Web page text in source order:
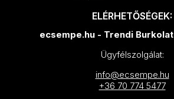
DOMINO Tempre Grey
DOMINO Bonella termékcsalád
DOMINO Woodbrille termékcsalád
DOMINO Margot Blue
MAINZU Trinity termékcsalád
MAINZU Via Augusta
UNDEFASA Diverso termékcsalád
ELÉRHETŐSÉGEK:
ecsempe.hu - Trendi
Ügyfélszolgálat:
info@ecsempe.hu
+36 70 774 5477